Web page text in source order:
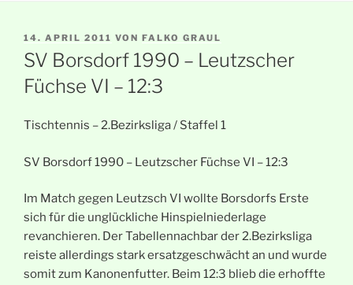
VERÖFFENTLICHT
AM
14. APRIL 2011 VON FALKO GRAUL
SV Borsdorf 1990 – Leutzscher
Füchse VI – 12:3
Tischtennis – 2.Bezirksliga / Staffel 1
SV Borsdorf 1990 – Leutzscher Füchse VI – 12:3
Im Match gegen Leutzsch VI wollte Borsdorfs Erste
sich für die unglückliche Hinspielniederlage
revanchieren. Der Tabellennachbar der 2.Bezirksliga
reiste allerdings stark ersatzgeschwächt an und wurde
somit zum Kanonenfutter. Beim 12:3 blieb die erhoffte